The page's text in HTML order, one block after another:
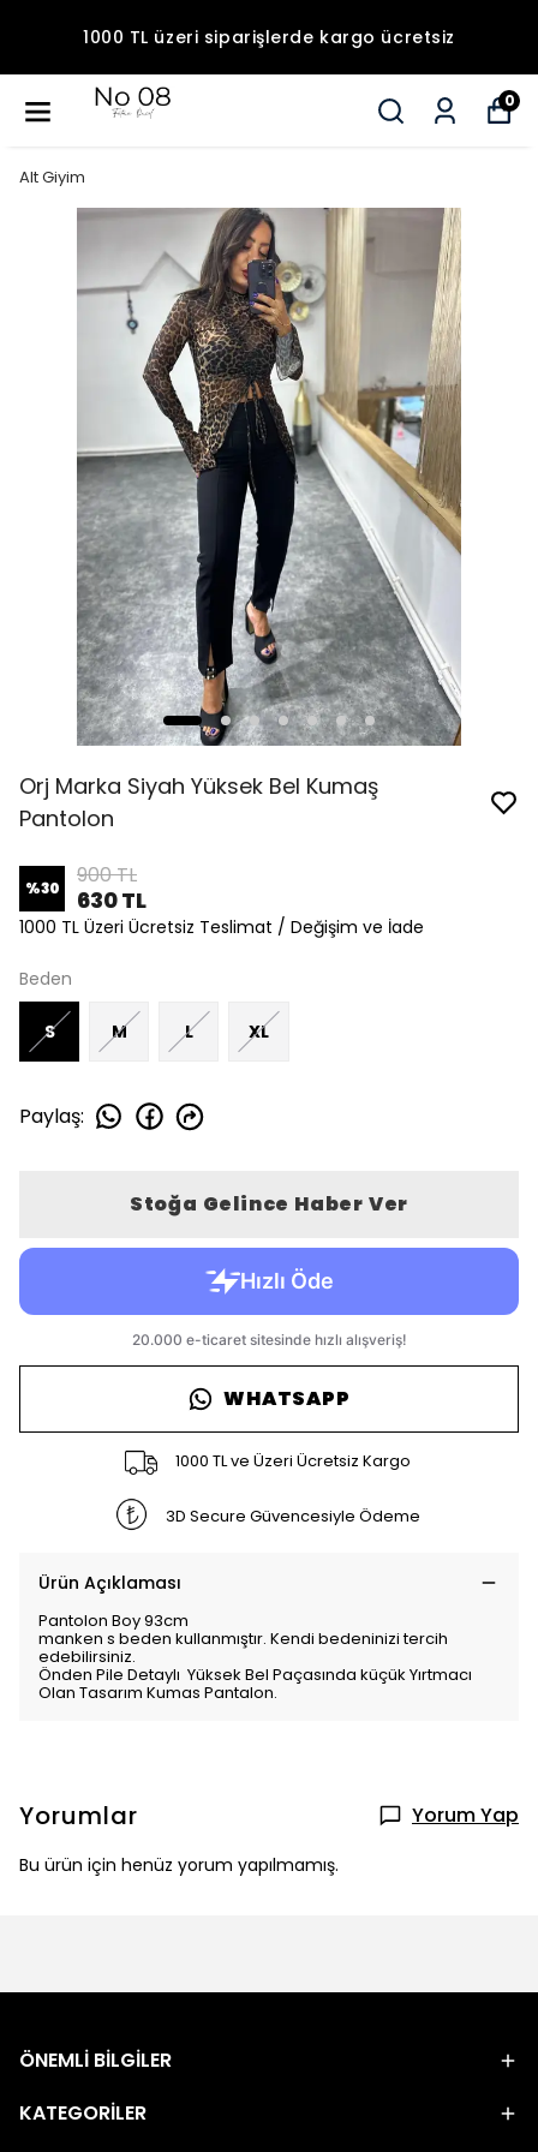
1000 TL üzeri siparişlerde kargo ücretsiz
0
Alt Giyim
Orj Marka Siyah Yüksek Bel Kumaş
Pantolon
%30 900 TL
630 TL
1000 TL Üzeri Ücretsiz Teslimat / Değişim ve İade
Beden
S M L XL
Paylaş:
Stoğa Gelince Haber Ver
WHATSAPP
1000 TL ve Üzeri Ücretsiz Kargo
3D Secure Güvencesiyle Ödeme
Ürün Açıklaması
Pantolon Boy 93cm
manken s beden kullanmıştır. Kendi bedeninizi tercih
edebilirsiniz.
Önden Pile Detaylı Yüksek Bel Paçasında küçük Yırtmacı
Olan Tasarım Kumas Pantalon.
Yorumlar Yorum Yap
Bu ürün için henüz yorum yapılmamış.
ÖNEMLİ BİLGİLER
KATEGORİLER